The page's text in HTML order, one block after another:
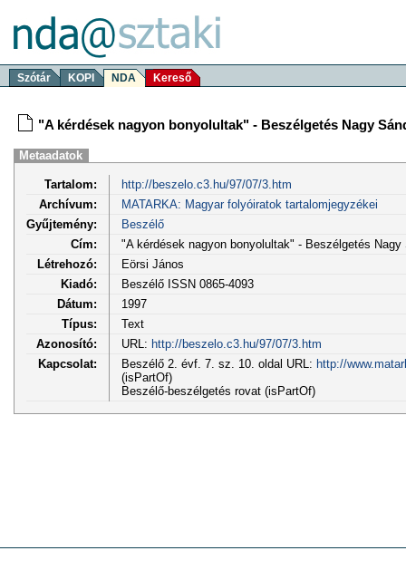
Szótár KOPI NDA Kereső
"A kérdések nagyon bonyolultak" - Beszélgetés Nagy
Metaadatok
Tartalom:
http://beszelo.c3.hu/97/07/3.htm
Archívum:
MATARKA: Magyar folyóiratok tartalomjegyzékei
Gyűjtemény:
Beszélő
Cím:
"A kérdések nagyon bonyolultak" - Beszélgetés Nagy
Létrehozó:
Eörsi János
Kiadó:
Beszélő ISSN 0865-4093
Dátum:
1997
Típus:
Text
Azonosító:
URL: http://beszelo.c3.hu/97/07/3.htm
Kapcsolat:
Beszélő 2. évf. 7. sz. 10. oldal URL: http://
(isPartOf)
Beszélő-beszélgetés rovat (isPartOf)